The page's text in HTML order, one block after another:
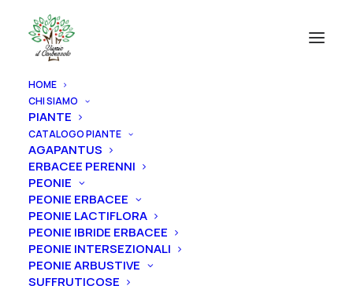
HOME
CHI SIAMO
PIANTE
CATALOGO PIANTE
AGAPANTUS
ERBACEE PERENNI
PEONIE
PEONIE ERBACEE
PEONIE LACTIFLORA
PEONIE IBRIDE ERBACEE
PEONIE INTERSEZIONALI
PEONIE ARBUSTIVE
SUFFRUTICOSE